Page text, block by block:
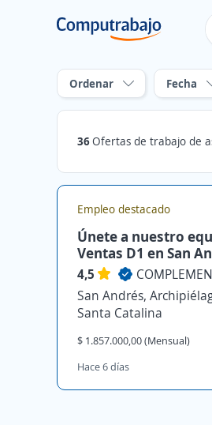
Ordenar Fecha
36Ofertas de trabajo de asistente de ventas en Archipiélago
Empleo destacado
Únete a nuestro
Ventas D1 en San
4,5
San Andrés,
Santa Catalina
$ 1.857.000,00 (Mensual)
Hace 6 días